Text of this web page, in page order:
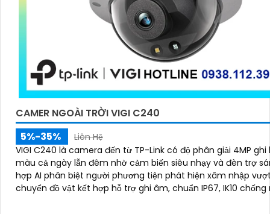
CAMER NGOÀI TRỜI VIGI C240
5%-35%
Liên Hệ
VIGI C240 là camera đến từ TP-Link có độ phân giải 4MP ghi
màu cả ngày lẫn đêm nhờ cảm biến siêu nhạy và đèn trợ sáng.
hợp AI phân biệt người phương tiện phát hiện xâm nhập
chuyển đồ vật kết hợp hỗ trợ ghi âm, chuẩn IP67, IK10